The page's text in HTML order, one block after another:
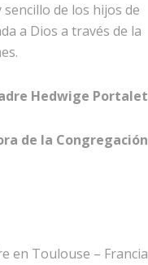
de los hijos de
a Dios a través de la
Hedwige Portalet
de la Congregación
en Toulouse – Francia